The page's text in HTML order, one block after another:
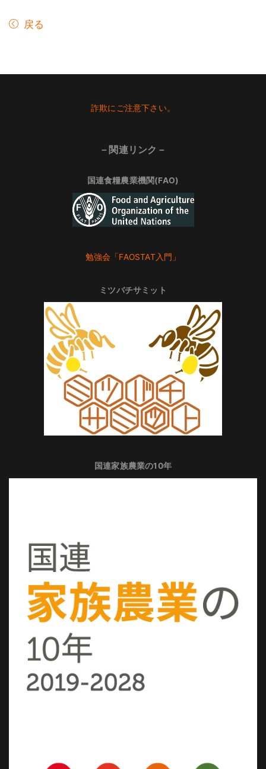
戻る
詐欺にご注意下さい。
－関連リンク－
国連食糧農業機関(FAO)
勉強会「FAOSTAT入門」
ミツバチサミット
国連家族農業の10年